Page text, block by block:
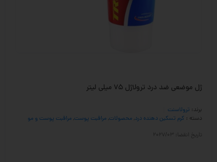
ژل موضعی ضد درد ترولاژل 75 میلی لیتر
برند: ترولاسنت
دسته : کرم تسکین دهنده درد محصولات مراقبت پوست مراقبت پوست و مو
تاریخ انقضا: 2027/03